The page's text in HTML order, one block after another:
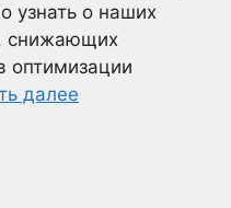
узнать о наших
снижающих
оптимизации
далее